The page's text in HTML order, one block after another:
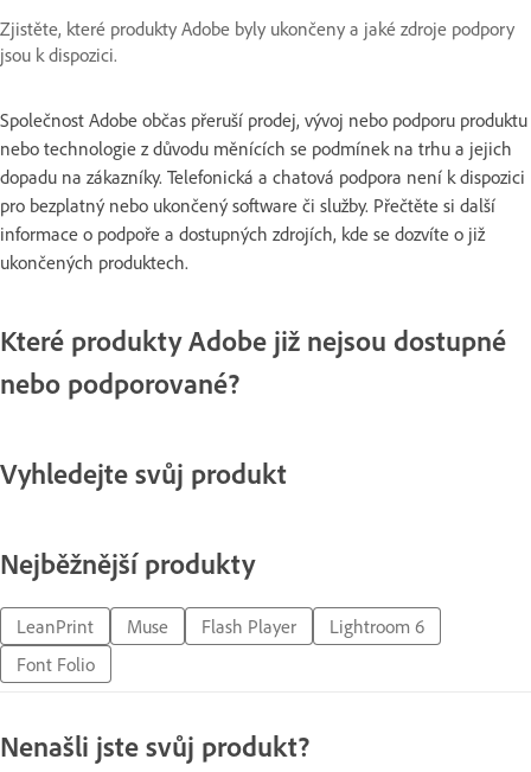
Zjistěte, které produkty Adobe byly ukončeny a jaké zdroje podpory
jsou k dispozici.
Společnost Adobe občas přeruší prodej, vývoj nebo podporu produktu
nebo technologie z důvodu měnících se podmínek na trhu a jejich
dopadu na zákazníky. Telefonická a chatová podpora není k dispozici
pro bezplatný nebo ukončený software či služby. Přečtěte si další
informace o podpoře a dostupných zdrojích, kde se dozvíte o již
ukončených produktech.
Které produkty Adobe již nejsou dostupné
nebo podporované?
Vyhledejte svůj produkt
Nejběžnější produkty
LeanPrint Muse Flash Player
Lightroom 6
Font Folio
Nenašli jste svůj produkt?